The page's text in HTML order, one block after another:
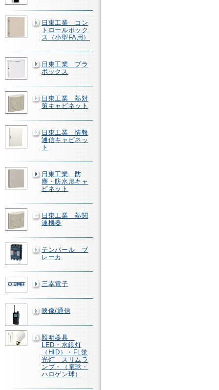
日東工業 コン
トロールボック
ス（小型FA用）
日東工業 プラ
ボックス
日東工業 熱対
策キャビネット
日東工業 情報
通信キャビネッ
ト
日東工業 防
塵・防水形キャ
ビネット
日東工業 熱関
連機器
テンパール ブ
レーカ
三幸電子
映像/通信
照明器具
LED・水銀灯
（HID）・FL蛍
光灯 スリムラ
ンプ・（電球・
ハロゲン球）